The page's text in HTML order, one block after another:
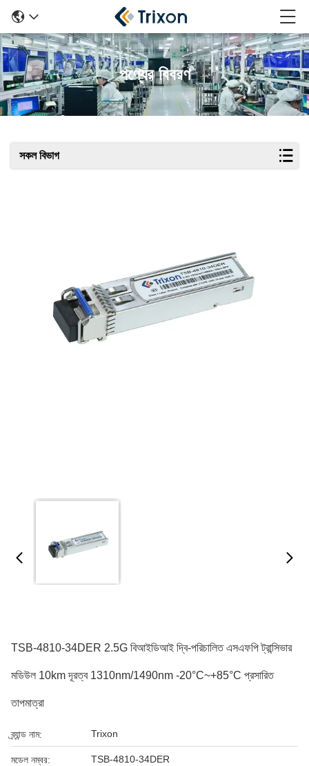
পণ্যের বিবরণ
সকল বিভাগ
TSB-4810-34DER 2.5G বিআইডিআই দ্বি-পরিচালিত এসএফপি ট্রান্সিভার
মডিউল 10km দূরত্ব 1310nm/1490nm -20°C~+85°C প্রসারিত
তাপমাত্রা
ব্র্যান্ড নাম: Trixon
মডেল নম্বর: TSB-4810-34DER